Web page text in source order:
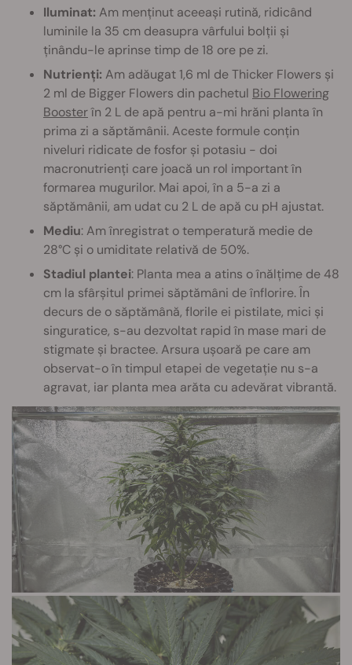
Iluminat: Am menținut aceeași rutină, ridicând
luminile la 35 cm deasupra vârfului bolții și
ținându-le aprinse timp de 18 ore pe zi.
Nutrienți: Am adăugat 1,6 ml de Thicker Flowers și
2 ml de Bigger Flowers din pachetul Bio Flowering
Boosterîn 2 L de apă pentru a-mi hrăni planta în
prima zi a săptămânii. Aceste formule conțin
niveluri ridicate de fosfor și potasiu - doi
macronutrienți care joacă un rol important în
formarea mugurilor. Mai apoi, în a 5-a zi a
săptămânii, am udat cu 2 L de apă cu pH ajustat.
Mediu: Am înregistrat o temperatură medie de
28°C și o umiditate relativă de 50%.
Stadiul plantei: Planta mea a atins o înălțime de 48
cm la sfârșitul primei săptămâni de înflorire. În
decurs de o săptămână, florile ei pistilate, mici și
singuratice, s-au dezvoltat rapid în mase mari de
stigmate și bractee. Arsura ușoară pe care am
observat-o în timpul etapei de vegetație nu s-a
agravat, iar planta mea arăta cu adevărat vibrantă.